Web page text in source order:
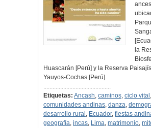
la
Huascarán [Perú] y la Reserva
Yauyos-Cochas [Perú].
............................................
Etiquetas: Ancash, caminos, ciclo vital ,
comunidades andinas, danza,
desarrollo rural , Ecuador, fiestas
geografía, incas, Lima, matrimonio,